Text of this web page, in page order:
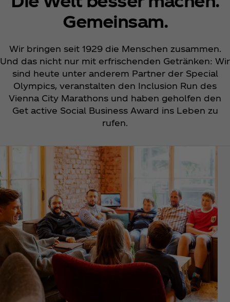
Gemeinsam.
Wir bringen seit 1929 die Menschen zusammen.
Und das nicht nur mit erfrischenden Getränken: Wir
sind heute unter anderem Partner der Special
Olympics, veranstalten den Inclusion Run des
Vienna City Marathons und haben geholfen den
Get active Social Business Award ins Leben zu
rufen.